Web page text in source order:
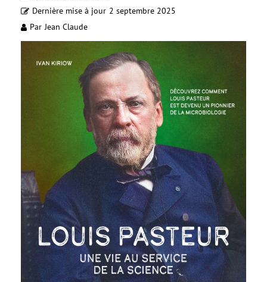
Dernière mise à jour 2 septembre 2025
Par Jean Claude